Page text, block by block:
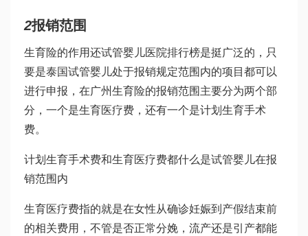
2报销范围
生育险的作用还试管婴儿医院排行榜是挺广泛的，只
要是泰国试管婴儿处于报销规定范围内的项目都可以
进行申报，在广州生育险的报销范围主要分为两个部
分，一个是生育医疗费，还有一个是计划生育手术
费。
计划生育手术费和生育医疗费都什么是试管婴儿在报
销范围内
生育医疗费指的就是在女性从确诊妊娠到产假结束前
的相关费用，不管是否正常分娩，流产还是引产都能